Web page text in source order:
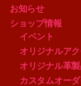
お知らせ
ショップ情報
イベント
オリジナルア
オリジナル革
カスタムオー